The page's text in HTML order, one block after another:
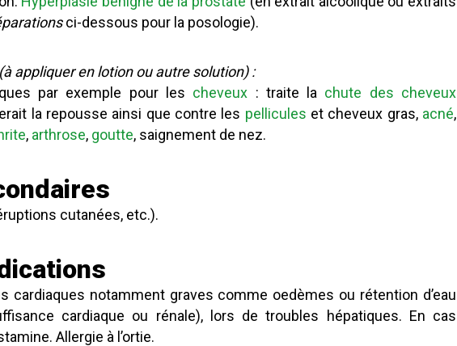
ci-dessous pour la posologie).
appliquer en lotion ou autre solution) :
par exemple pour les cheveux : traite la chute des cheveux
la repousse ainsi que contre les pellicules et cheveux gras, acné,
, arthrose, goutte, saignement de nez.
cutanées, etc.).
cardiaques notamment graves comme oedèmes ou rétention d’eau
cardiaque ou rénale), lors de troubles hépatiques. En cas
Allergie à l’ortie.